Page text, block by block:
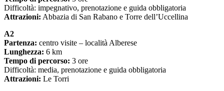
Difficoltà: impegnativo, prenotazione e guida obbligatoria
Attrazioni: Abbazia di San Rabano e Torre dell’Uccellina
A2
Partenza: centro visite – località Alberese
Lunghezza: 6 km
Tempo di percorso: 3 ore
Difficoltà: media, prenotazione e guida obbligatoria
Attrazioni: Le Torri